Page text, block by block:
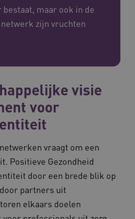
maar ook in de
zijn vruchten
visie
voor
vraagt om een
Positieve Gezondheid
door een brede blik op
partners uit
elkaars doelen